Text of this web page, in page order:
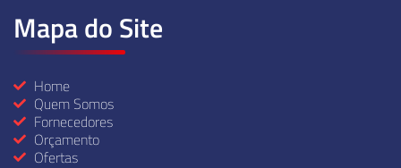
Mapa do Site
Home
Quem Somos
Fornecedores
Orçamento
Ofertas